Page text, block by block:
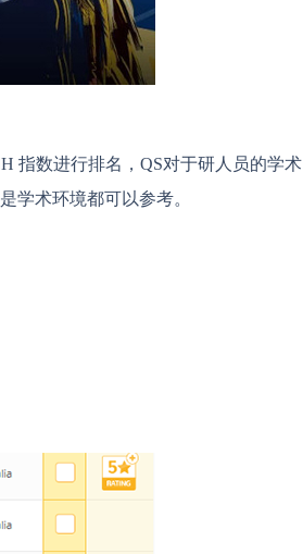
指数进行排名，QS对于研人员的学术
学术环境都可以参考。